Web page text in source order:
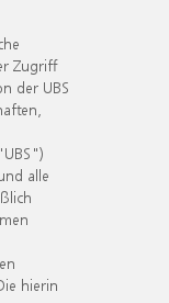
Zugriff
der UBS
alle
hierin